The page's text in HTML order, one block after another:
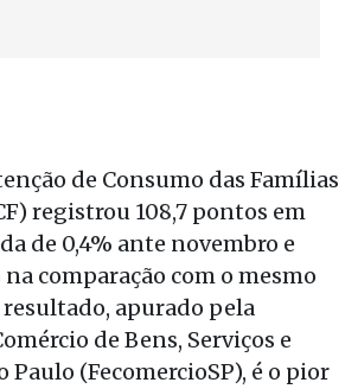
de Consumo das Famílias
registrou 108,7 pontos em
de 0,4% ante novembro e
na comparação com o mesmo
resultado, apurado pela
de Bens, Serviços e
Paulo (FecomercioSP), é o pior